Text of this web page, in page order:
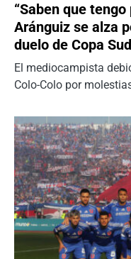
“Saben que
Aránguiz se alza
duelo de Copa
El mediocampista
Colo-Colo por